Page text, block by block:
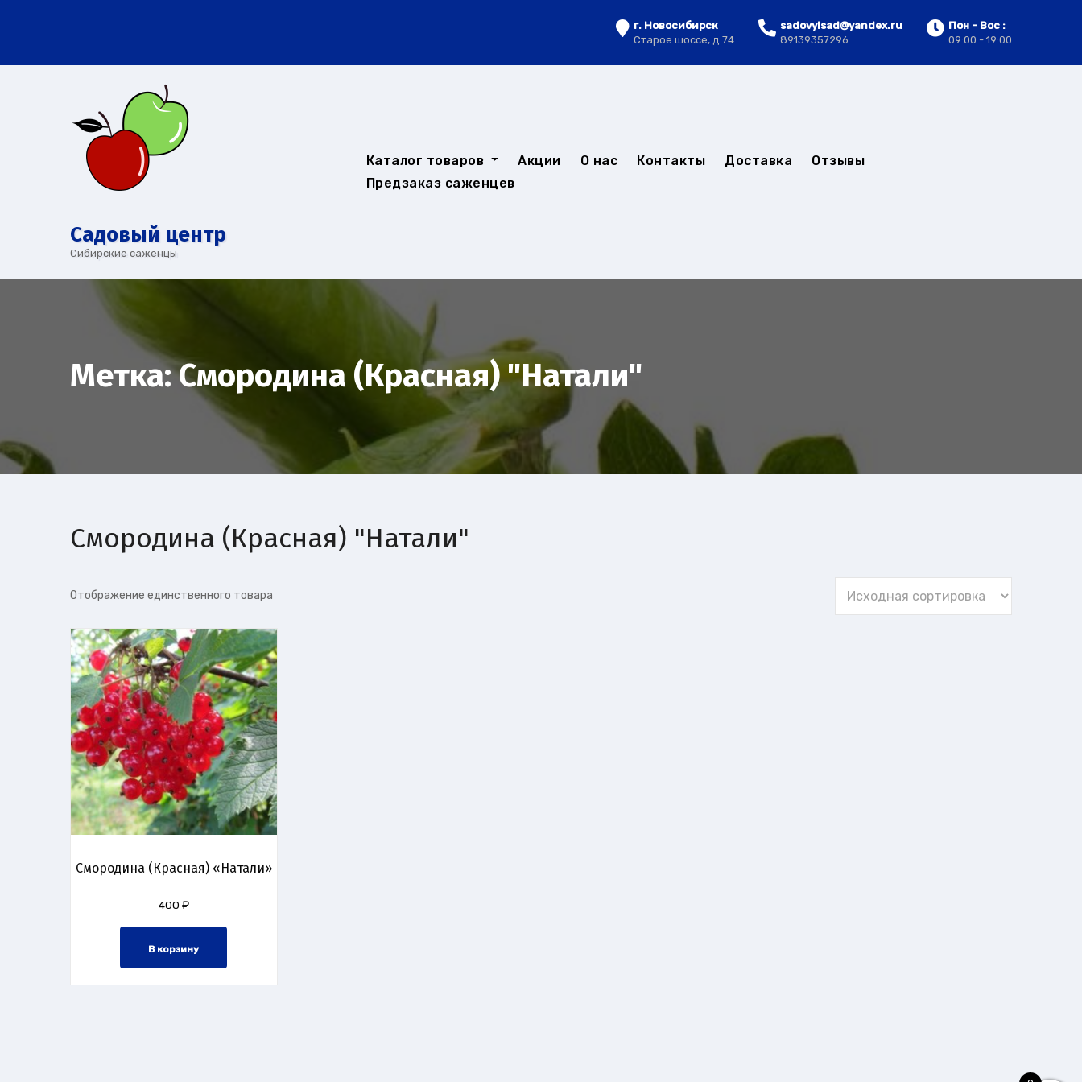
г. Новосибирск
Старое шоссе, д.74
sadovyisad@yandex.ru
89139357296
Пон - Вос :
09:00 - 19:00
Cадовый центр
Сибирские саженцы
Каталог товаров Акции О нас Контакты Доставка
Отзывы
Предзаказ саженцев
Метка:Смородина (Красная) "Натали"
Смородина (Красная) "Натали"
Отображение единственного товара
Смородина (Красная) «Натали»
400 ₽
В корзину